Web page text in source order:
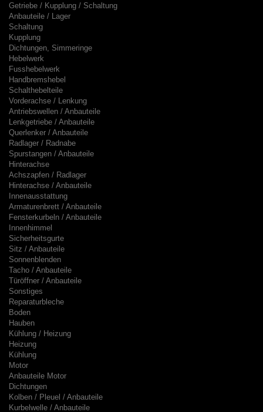
Getriebe / Kupplung / Schaltung
Anbauteile / Lager
Schaltung
Kupplung
Dichtungen, Simmeringe
Hebelwerk
Fusshebelwerk
Handbremshebel
Schalthebelteile
Vorderachse / Lenkung
Antriebswellen / Anbauteile
Lenkgetriebe / Anbauteile
Querlenker / Anbauteile
Radlager / Radnabe
Spurstangen / Anbauteile
Hinterachse
Achszapfen / Radlager
Hinterachse / Anbauteile
Innenausstattung
Armaturenbrett / Anbauteile
Fensterkurbeln / Anbauteile
Innenhimmel
Sicherheitsgurte
Sitz / Anbauteile
Sonnenblenden
Tacho / Anbauteile
Türöffner / Anbauteile
Sonstiges
Reparaturbleche
Boden
Hauben
Kühlung / Heizung
Heizung
Kühlung
Motor
Anbauteile Motor
Dichtungen
Kolben / Pleuel / Anbauteile
Kurbelwelle / Anbauteile